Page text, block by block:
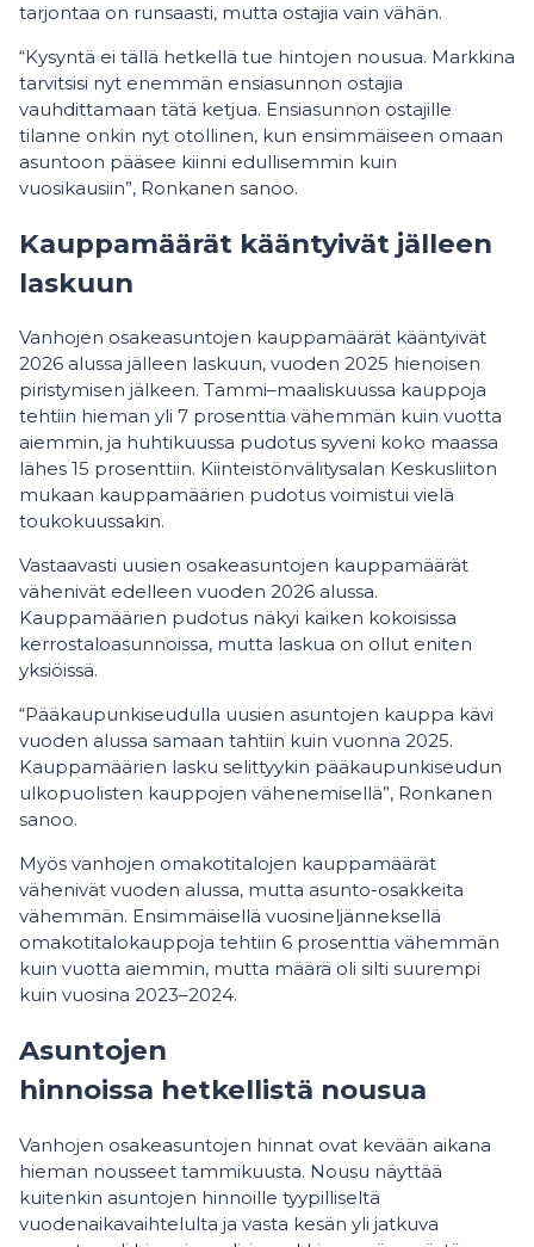
tarjontaa on runsaasti, mutta ostajia vain vähän.
“Kysyntä ei tällä hetkellä tue hintojen nousua. Markkina
tarvitsisi nyt enemmän ensiasunnon ostajia
vauhdittamaan tätä ketjua. Ensiasunnon ostajille
tilanne onkin nyt otollinen, kun ensimmäiseen omaan
asuntoon pääsee kiinni edullisemmin kuin
vuosikausiin”, Ronkanen sanoo.
Kauppamäärät kääntyivät jälleen
laskuun
Vanhojen osakeasuntojen kauppamäärät kääntyivät
2026 alussa jälleen laskuun, vuoden 2025 hienoisen
piristymisen jälkeen. Tammi–maaliskuussa kauppoja
tehtiin hieman yli 7 prosenttia vähemmän kuin vuotta
aiemmin, ja huhtikuussa pudotus syveni koko maassa
lähes 15 prosenttiin. Kiinteistönvälitysalan Keskusliiton
mukaan kauppamäärien pudotus voimistui vielä
toukokuussakin.
Vastaavasti uusien osakeasuntojen kauppamäärät
vähenivät edelleen vuoden 2026 alussa.
Kauppamäärien pudotus näkyi kaiken kokoisissa
kerrostaloasunnoissa, mutta laskua on ollut eniten
yksiöissä.
“Pääkaupunkiseudulla uusien asuntojen kauppa kävi
vuoden alussa samaan tahtiin kuin vuonna 2025.
Kauppamäärien lasku selittyykin pääkaupunkiseudun
ulkopuolisten kauppojen vähenemisellä”, Ronkanen
sanoo.
Myös vanhojen omakotitalojen kauppamäärät
vähenivät vuoden alussa, mutta asunto-osakkeita
vähemmän. Ensimmäisellä vuosineljänneksellä
omakotitalokauppoja tehtiin 6 prosenttia vähemmän
kuin vuotta aiemmin, mutta määrä oli silti suurempi
kuin vuosina 2023–2024.
Asuntojen
hinnoissa hetkellistä nousua
Vanhojen osakeasuntojen hinnat ovat kevään aikana
hieman nousseet tammikuusta. Nousu näyttää
kuitenkin asuntojen hinnoille tyypilliseltä
vuodenaikavaihtelulta ja vasta kesän yli jatkuva